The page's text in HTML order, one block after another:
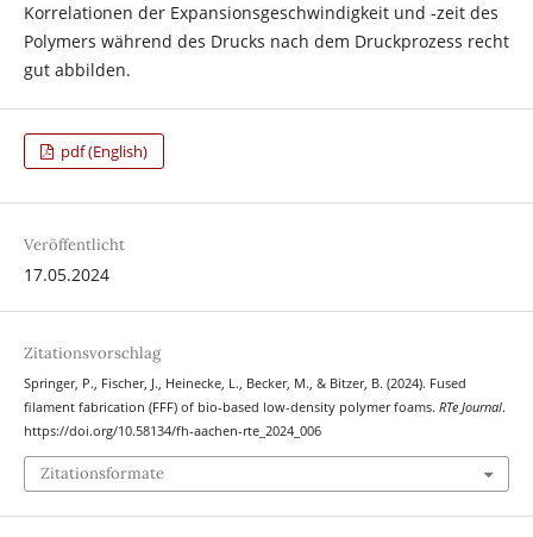
Korrelationen der Expansionsgeschwindigkeit und -zeit des
Polymers während des Drucks nach dem Druckprozess recht
gut abbilden.
pdf (English)
Veröffentlicht
17.05.2024
Zitationsvorschlag
Springer, P., Fischer, J., Heinecke, L., Becker, M., & Bitzer, B. (2024). Fused
filament fabrication (FFF) of bio-based low-density polymer foams. RTe Journal.
https://doi.org/10.58134/fh-aachen-rte_2024_006
Zitationsformate